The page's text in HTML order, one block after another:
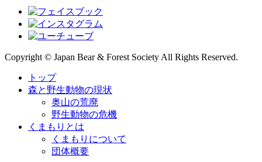
Copyright © Japan Bear & Forest Society All Rights Reserved.
トップ
森と野生動物の現状
奥山の荒廃
野生動物の危機
くまもりとは
くまもりについて
団体概要